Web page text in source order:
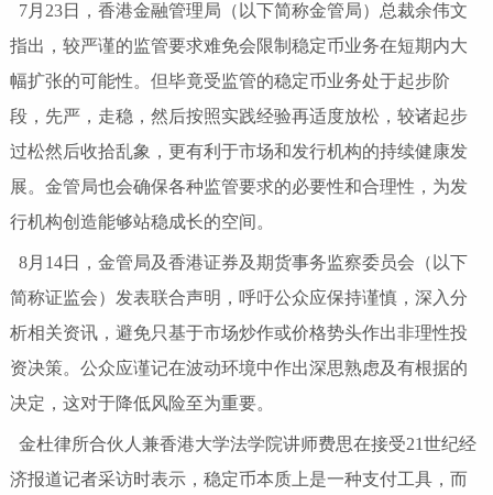
7月23日，香港金融管理局（以下简称金管局）总裁余伟文
指出，较严谨的监管要求难免会限制稳定币业务在短期内大
幅扩张的可能性。但毕竟受监管的稳定币业务处于起步阶
段，先严，走稳，然后按照实践经验再适度放松，较诸起步
过松然后收拾乱象，更有利于市场和发行机构的持续健康发
展。金管局也会确保各种监管要求的必要性和合理性，为发
行机构创造能够站稳成长的空间。
8月14日，金管局及香港证券及期货事务监察委员会（以下
简称证监会）发表联合声明，呼吁公众应保持谨慎，深入分
析相关资讯，避免只基于市场炒作或价格势头作出非理性投
资决策。公众应谨记在波动环境中作出深思熟虑及有根据的
决定，这对于降低风险至为重要。
金杜律所合伙人兼香港大学法学院讲师费思在接受21世纪经
济报道记者采访时表示，稳定币本质上是一种支付工具，而